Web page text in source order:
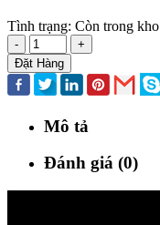
Tình trạng: Còn trong kho
-
+
Đặt Hàng
Mô tả
Đánh giá (0)